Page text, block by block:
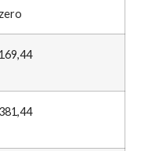
zero
169,44
381,44